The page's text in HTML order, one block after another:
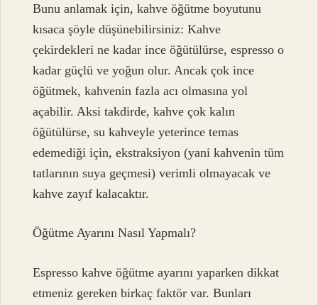
Bunu anlamak için, kahve öğütme boyutunu
kısaca şöyle düşünebilirsiniz: Kahve
çekirdekleri ne kadar ince öğütülürse, espresso o
kadar güçlü ve yoğun olur. Ancak çok ince
öğütmek, kahvenin fazla acı olmasına yol
açabilir. Aksi takdirde, kahve çok kalın
öğütülürse, su kahveyle yeterince temas
edemediği için, ekstraksiyon (yani kahvenin tüm
tatlarının suya geçmesi) verimli olmayacak ve
kahve zayıf kalacaktır.
Öğütme Ayarını Nasıl Yapmalı?
Espresso kahve öğütme ayarını yaparken dikkat
etmeniz gereken birkaç faktör var. Bunları